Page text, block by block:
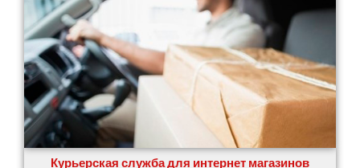
Курьерская служба для интернет магазинов